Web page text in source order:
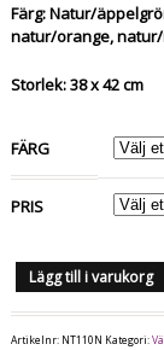
Färg: Natur/
natur/orange,
Storlek: 38 x 42 cm
FÄRG
PRIS
Lägg till i varukorg
Artikelnr: NT110N Kategori: